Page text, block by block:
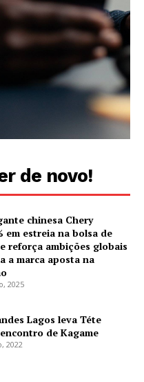
de novo!
chinesa Chery
em estreia na bolsa de
reforça ambições globais
a marca aposta na
2025
Lagos leva Téte
de Kagame
2022